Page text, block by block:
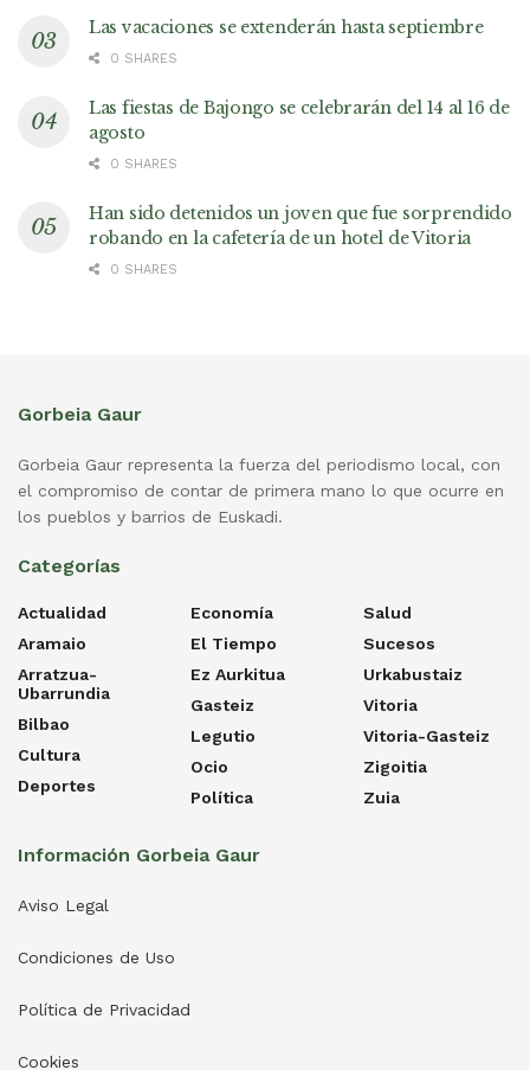
Las vacaciones se extenderán hasta septiembre
0 SHARES
Las fiestas de Bajongo se celebrarán del 14 al 16 de
agosto
0 SHARES
Han sido detenidos un joven que fue sorprendido
robando en la cafetería de un hotel de Vitoria
0 SHARES
Gorbeia Gaur
Gorbeia Gaur representa la fuerza del periodismo local, con
el compromiso de contar de primera mano lo que ocurre en
los pueblos y barrios de Euskadi.
Categorías
Actualidad
Aramaio
Arratzua-
Ubarrundia
Bilbao
Cultura
Deportes
Economía
El Tiempo
Ez Aurkitua
Gasteiz
Legutio
Ocio
Política
Salud
Sucesos
Urkabustaiz
Vitoria
Vitoria-Gasteiz
Zigoitia
Zuia
Información Gorbeia Gaur
Aviso Legal
Condiciones de Uso
Política de Privacidad
Cookies